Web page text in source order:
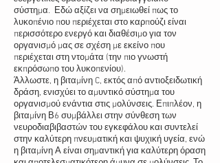
σύστημα. Εδώ αξίζει να σημειωθεί πως το
λυκοπένιο που περιέχεται στο καρπούζι είναι
περισσότερο ενεργό και διαθέσιμο για τον
οργανισμό μας σε σχέση με εκείνο που
περιέχεται στη ντομάτα (την πιο γνωστή
εκπρόσωπο του λυκοπενίου).
Άλλωστε, η βιταμίνη C, εκτός από αντιοξειδωτική
δράση, ενισχύει το αμυντικό σύστημα του
οργανισμού ενάντια στις μολύνσεις. Επιπλέον, η
βιταμίνη Β6 συμβάλλει στην σύνθεση των
νευροδιαβιβαστών του εγκεφάλου και συντελεί
στην καλύτερη πνευματική και ψυχική υγεία, ενώ
η βιταμίνη Α είναι σημαντική για καλύτερη όραση